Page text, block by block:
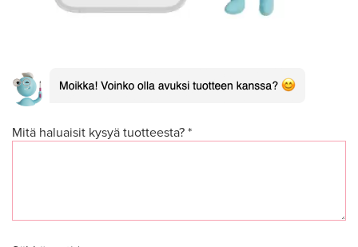
Mitä haluaisit kysyä tuotteesta? *